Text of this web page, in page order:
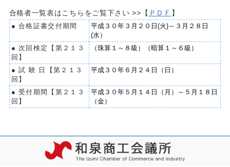
合格者一覧表はこちらをご覧下さい >>【 ＰＤＦ 】
● 合格証書交付期間
平成３０年３月２０日(火)～３月２８日
(水）
● 次回検定【第２１３
回】
（珠算１～８級）（暗算１～６級）
● 試 験 日【第２１３
回】
平成３０年６月２４日（日）
● 受付期間【第２１３
回】
平成３０年５月１４日（月）～５月１８日
（金）